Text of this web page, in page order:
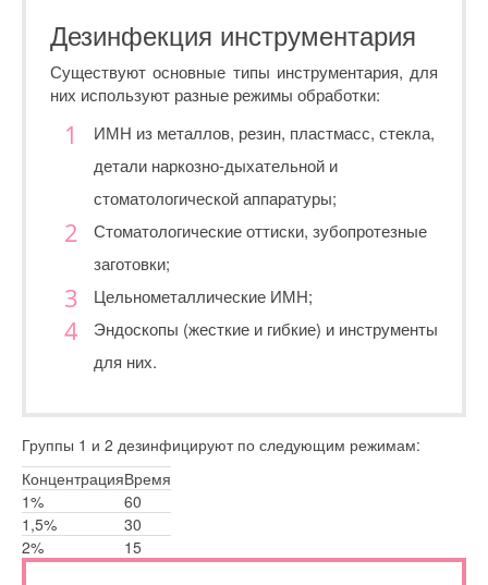
Дезинфекция инструментария
Существуют основные типы инструментария, для
них используют разные режимы обработки:
ИМН из металлов, резин, пластмасс, стекла,
детали наркозно-дыхательной и
стоматологической аппаратуры;
Стоматологические оттиски, зубопротезные
заготовки;
Цельнометаллические ИМН;
Эндоскопы (жесткие и гибкие) и инструменты
для них.
Группы 1 и 2 дезинфицируют по следующим режимам:
КонцентрацияВремя
1%
60
1,5%
30
2%
15